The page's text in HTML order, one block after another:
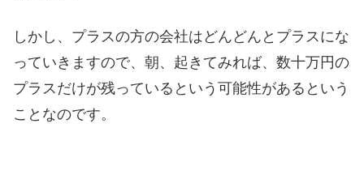
しかし、プラスの方の会社はどんどんとプラスにな
っていきますので、朝、起きてみれば、数十万円の
プラスだけが残っているという可能性があるという
ことなのです。